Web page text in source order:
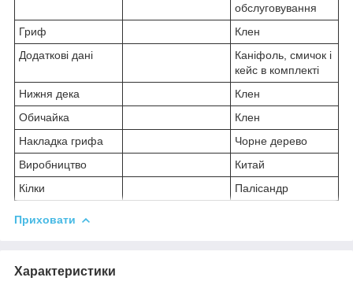
обслуговування
Гриф
Клен
Додаткові дані
Каніфоль, смичок і
кейс в комплекті
Нижня дека
Клен
Обичайка
Клен
Накладка грифа
Чорне дерево
Виробництво
Китай
Кілки
Палісандр
Приховати
Характеристики